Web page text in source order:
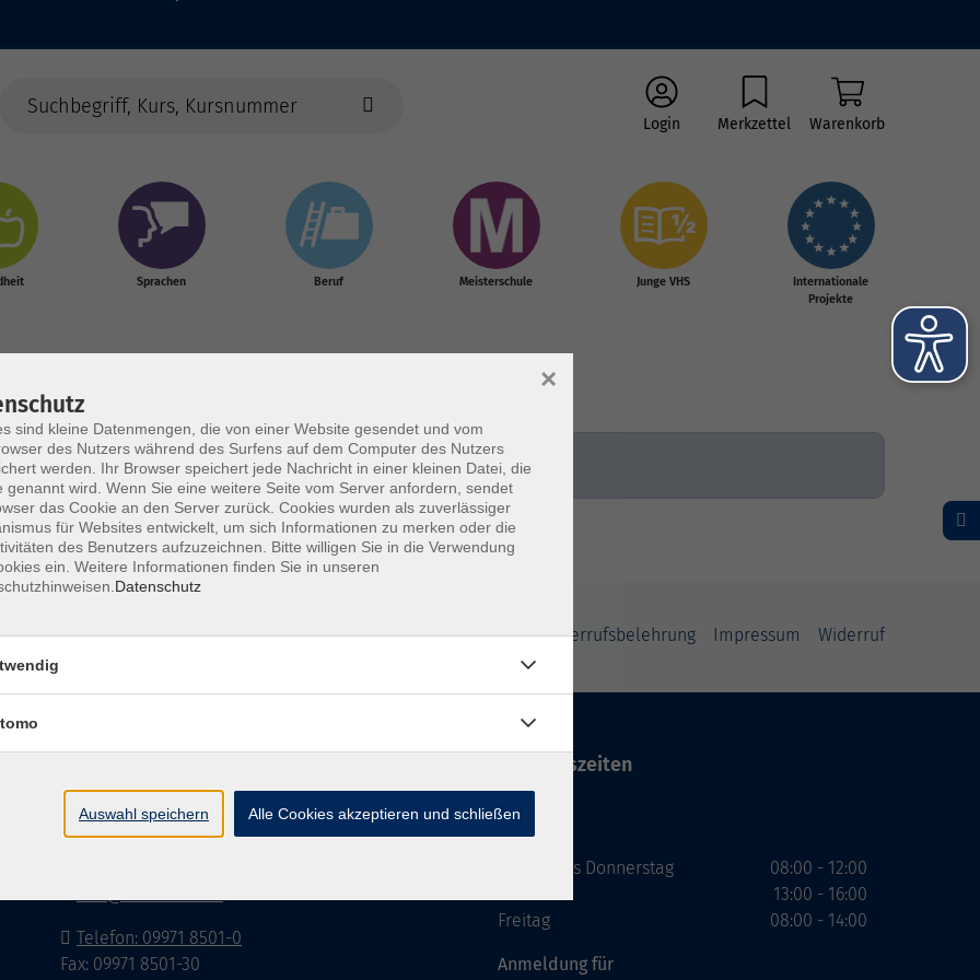
Login Merkzettel Warenkorb
Sprachen Beruf Meisterschule Junge VHS
Internationale
Projekte
Barrierefreiheitserklärung AGB Datenschutzerklärung Widerrufsbelehrung Impressum Widerruf
Pfarrer-Seidl-Str. 1
Telefon: 09971 8501-0
Fax: 09971 8501-30
Öffnungszeiten
VHS
Montag bis Donnerstag
Freitag
Anmeldung für
08:00 - 12:00
13:00 - 16:00
08:00 - 14:00
sind kleine Datenmengen, die von einer Website gesendet und vom
des Nutzers während des Surfens auf dem Computer des Nutzers
werden. Ihr Browser speichert jede Nachricht in einer kleinen Datei, die
genannt wird. Wenn Sie eine weitere Seite vom Server anfordern, sendet
das Cookie an den Server zurück. Cookies wurden als zuverlässiger
für Websites entwickelt, um sich Informationen zu merken oder die
des Benutzers aufzuzeichnen. Bitte willigen Sie in die Verwendung
ein. Weitere Informationen finden Sie in unseren
Datenschutz
×
Auswahl speichern Alle Cookies akzeptieren und schließen